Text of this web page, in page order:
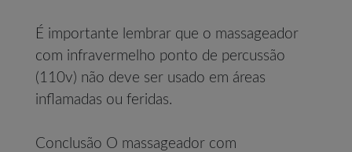
É importante lembrar que o massageador
com infravermelho ponto de percussão
(110v) não deve ser usado em áreas
inflamadas ou feridas.
Conclusão O massageador com